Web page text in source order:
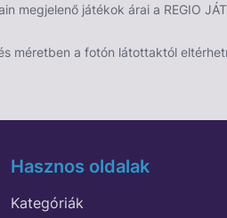
megjelenő játékok árai a REGIO
méretben a fotón látottaktól
Hasznos oldalak
Kategóriák